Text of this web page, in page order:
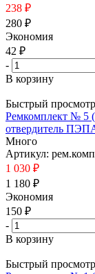
238 ₽
280 ₽
Экономия
42 ₽
-
В корзину
Быстрый просмотр
Ремкомплект № 5
отвердитель
Много
Артикул:
1 030 ₽
1 180 ₽
Экономия
150 ₽
-
В корзину
Быстрый просмотр